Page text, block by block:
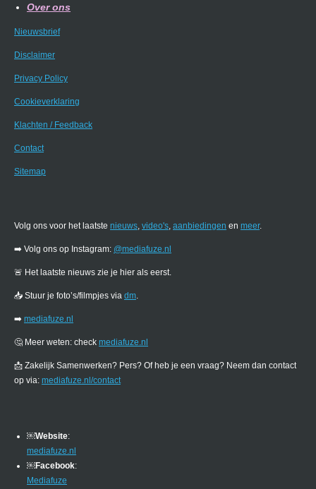
Over ons
Nieuwsbrief
Disclaimer
Privacy Policy
Cookieverklaring
Klachten / Feedback
Contact
Sitemap
Volg ons voor het laatste nieuws, video's, aanbiedingen en meer.
➡️ Volg ons op Instagram: @mediafuze.nl
🚨 Het laatste nieuws zie je hier als eerst.
📥 Stuur je foto’s/filmpjes via dm.
➡️ mediafuze.nl
🤔 Meer weten: check mediafuze.nl
📩 Zakelijk Samenwerken? Pers? Of heb je een vraag? Neem dan contact
op via: mediafuze.nl/contact
￼Website:
mediafuze.nl
￼Facebook:
Mediafuze